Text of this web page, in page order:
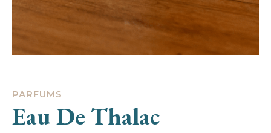
PARFUMS
Eau De Thalac